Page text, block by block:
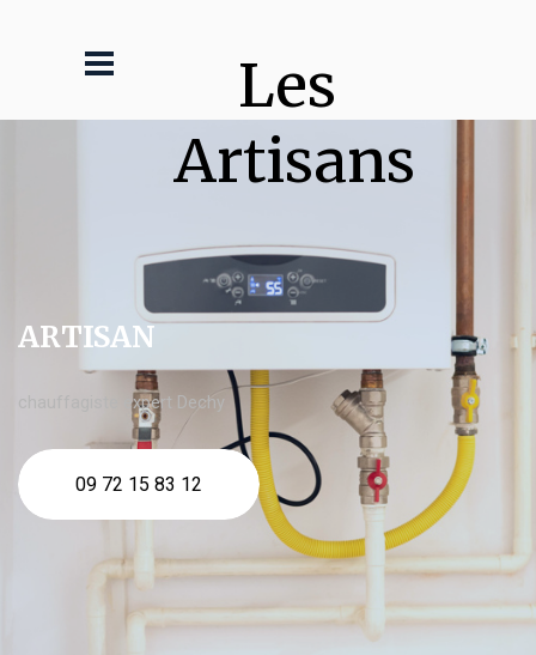
Les
Artisans
ARTISAN
chauffagiste expert Dechy
09 72 15 83 12